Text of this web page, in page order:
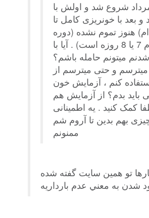
5 مرداد شروع شد و اولش با
و بعد با خونریزی کامل تا
امروز (10 ام) هنوز تموم نشده (دوره
های پریودم 7 یا 8 روزه است) . آیا با
میتونم حامله باشم؟
و حتی میترسم از
کنم ، آزمایش خون
باید بدم؟ از آزمایش هم
کمک کنید . یه اطمینانی
بهم بدین تا آروم شم
ممنونم
تو همين سايت گفته شده
شدن به معني عدم بارداريه